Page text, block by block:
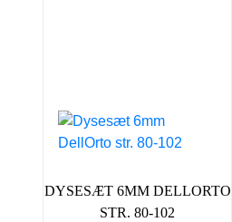
DYSESÆT 6MM DELLORTO
STR. 80-102